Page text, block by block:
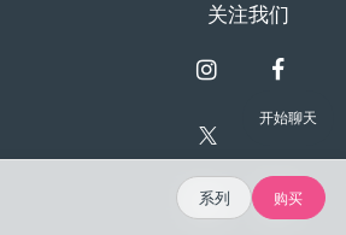
关注我们
开始聊天
系列 购买